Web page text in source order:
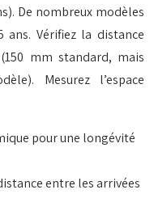
De nombreux modèles
Vérifiez la distance
mm standard, mais
Mesurez l’espace
pour une longévité
entre les arrivées